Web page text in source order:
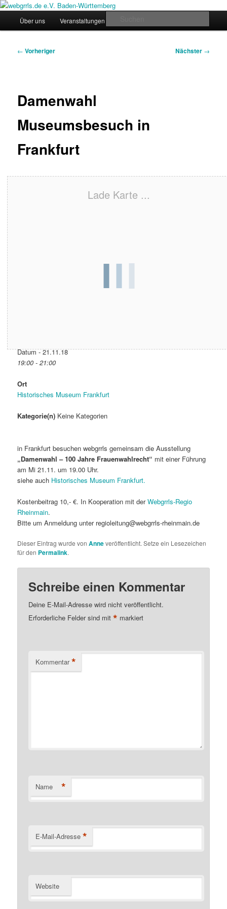
Zum
primären
webgrrls.de e.V. Baden-
Regiogruppe Baden-Württemberg der webgrrls.de e.V.
HauptmenüÜber uns Veranstaltungen
Beitragsnavigation
← Vorheriger Nächster →
Damenwahl
Museumsbesuch in
Frankfurt
Lade Karte ...
Datum - 21.11.18
19:00 - 21:00
Ort
Historisches Museum Frankfurt
Kategorie(n) Keine Kategorien
in Frankfurt besuchen webgrrls gemeinsam die Ausstellung
„Damenwahl – 100 Jahre Frauenwahlrecht“ mit einer Führung
am Mi 21.11. um 19.00 Uhr.
siehe auch Historisches Museum Frankfurt.
Kostenbeitrag 10,- €. In Kooperation mit derWebgrrls-Regio
Rheinmain.
Bitte um Anmeldung unter regioleitung@webgrrls-rheinmain.de
Dieser Eintrag wurde vonAnneveröffentlicht. Setze ein Lesezeichen
für den Permalink.
Schreibe einen Kommentar
Deine E-Mail-Adresse wird nicht veröffentlicht.
Erforderliche Felder sind mit* markiert
Kommentar *
Name *
E-Mail-Adresse *
Website